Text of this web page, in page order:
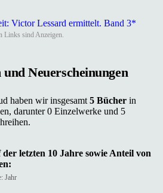
Victor Lessard ermittelt. Band 3*
Links sind Anzeigen.
Neuerscheinungen
haben wir insgesamt5 Bücher in
darunter 0 Einzelwerke und 5
letzten 10 Jahre sowie Anteil von
Jahr